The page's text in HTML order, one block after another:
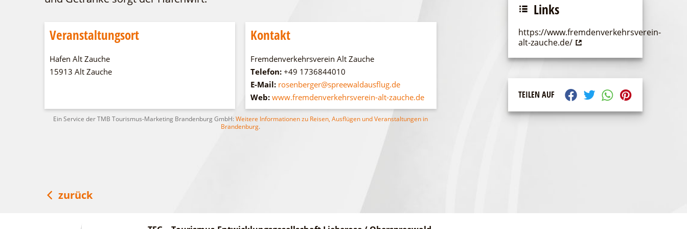
Veranstaltungsort
Hafen Alt Zauche
15913 Alt Zauche
Kontakt
Fremdenverkehrsverein Alt Zauche
Telefon: +49 1736844010
E-Mail: rosenberger@spreewaldausflug.de
Web: www.fremdenverkehrsverein-alt-zauche.de
Ein Service der TMB Tourismus-Marketing Brandenburg GmbH: Weitere Informationen zu Reisen, Ausflügen und Veranstaltungen in
Brandenburg.
Links
https://www.fremdenverkehrsverein-
alt-zauche.de/
TEILEN AUF
zurück